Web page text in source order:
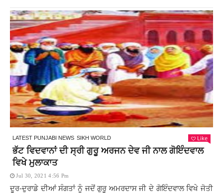
LATEST PUNJABI NEWS SIKH WORLD Like
ਭੱਟ ਵਿਦਵਾਨਾਂ ਦੀ ਸ੍ਰੀ ਗੁਰੂ ਅਰਜਨ ਦੇਵ ਜੀ ਨਾਲ ਗੋਇੰਦਵਾਲ
ਵਿਖੇ ਮੁਲਾਕਾਤ
Jul 30, 2021 4:56 Pm
ਦੂਰ-ਦੁਰਾਡੇ ਦੀਆਂ ਸੰਗਤਾਂ ਨੂੰ ਜਦੋਂ ਗੁਰੂ ਅਮਰਦਾਸ ਜੀ ਦੇ ਗੋਇੰਦਵਾਲ ਵਿਖੇ ਜੋਤੀ